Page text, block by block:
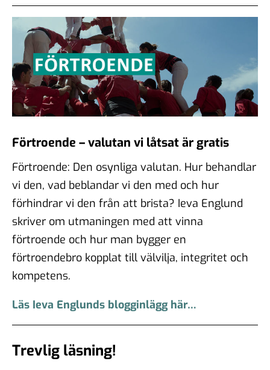
Förtroende – valutan vi låtsat är gratis
Förtroende: Den osynliga valutan. Hur behandlar
vi den, vad beblandar vi den med och hur
förhindrar vi den från att brista? Ieva Englund
skriver om utmaningen med att vinna
förtroende och hur man bygger en
förtroendebro kopplat till välvilja, integritet och
kompetens.
Läs Ieva Englunds blogginlägg här…
Trevlig läsning!